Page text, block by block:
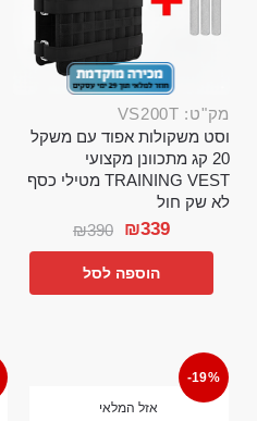
מק"ט: VS200T
וסט משקולות אפוד עם משקל
20 קג מתכוונן מקצועי
TRAINING VEST מטילי כסף
לא שק חול
₪390 ₪339
הוספה לסל
-19%
אזל המלאי